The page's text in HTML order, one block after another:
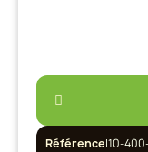
RéférenceI10-